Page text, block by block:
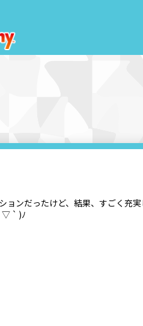
ョンだったけど、結果、すごく充
▽ ` )ﾉ